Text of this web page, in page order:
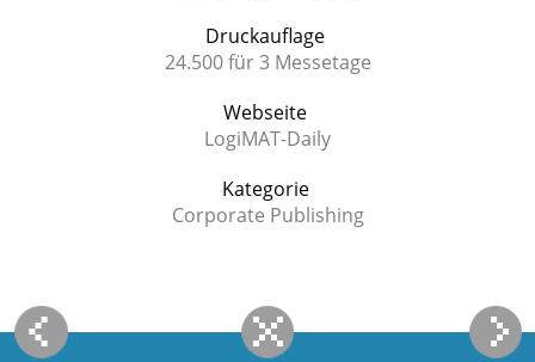
Druckauflage
24.500 für 3 Messetage
Webseite
LogiMAT-Daily
Kategorie
Corporate Publishing